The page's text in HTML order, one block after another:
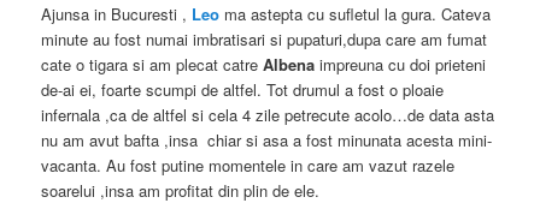
Ajunsa in Bucuresti , Leo ma astepta cu sufletul la gura. Cateva
minute au fost numai imbratisari si pupaturi,dupa care am fumat
cate o tigara si am plecat catreAlbena impreuna cu doi prieteni
de-ai ei, foarte scumpi de altfel. Tot drumul a fost o ploaie
infernala ,ca de altfel si cela 4 zile petrecute acolo…de data asta
nu am avut bafta ,insa chiar si asa a fost minunata acesta mini-
vacanta. Au fost putine momentele in care am vazut razele
soarelui ,insa am profitat din plin de ele.